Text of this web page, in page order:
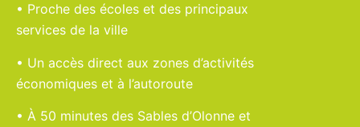
• Proche des écoles et des principaux
services de la ville
• Un accès direct aux zones d’activités
économiques et à l’autoroute
• À 50 minutes des Sables d’Olonne et